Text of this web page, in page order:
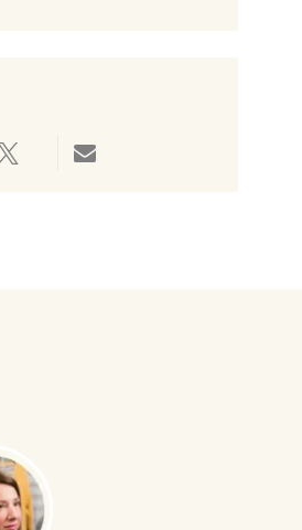
Delen via twitterDelen via e-mail